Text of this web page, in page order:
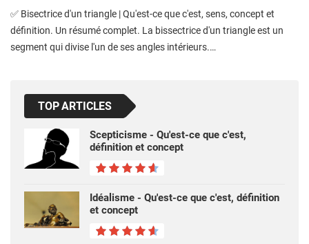
✅ Bisectrice d'un triangle | Qu'est-ce que c'est, sens, concept et
définition. Un résumé complet. La bissectrice d'un triangle est un
segment qui divise l'un de ses angles intérieurs.…
TOP ARTICLES
Scepticisme - Qu'est-ce que c'est,
définition et concept
Idéalisme - Qu'est-ce que c'est, définition
et concept